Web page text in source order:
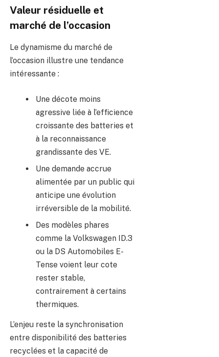
Valeur résiduelle et
marché de l’occasion
Le dynamisme du marché de
l’occasion illustre une tendance
intéressante :
Une décote moins
agressive liée à l’efficience
croissante des batteries et
à la reconnaissance
grandissante des VE.
Une demande accrue
alimentée par un public qui
anticipe une évolution
irréversible de la mobilité.
Des modèles phares
comme la Volkswagen ID.3
ou la DS Automobiles E-
Tense voient leur cote
rester stable,
contrairement à certains
thermiques.
L’enjeu reste la synchronisation
entre disponibilité des batteries
recyclées et la capacité de